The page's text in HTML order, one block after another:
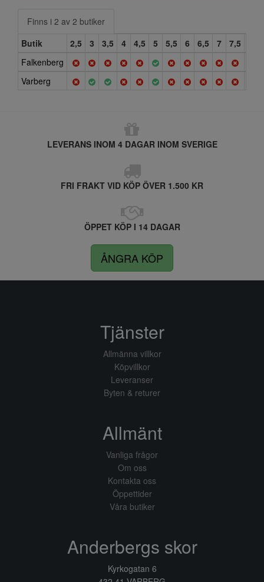
Finns i 2 av 2 butiker
Butik
2,5 3 3,5 4 4,5 5 5,5 6 6,5 7 7,5
Falkenberg
Varberg
LEVERANS INOM 4 DAGAR INOM SVERIGE
FRI FRAKT VID KÖP ÖVER 1.500 KR
ÖPPET KÖP I 14 DAGAR
ÅNGRA KÖP
Tjänster
Allmänna villkor
Köpvillkor
Leveranser
Byten & returer
Allmänt
Vanliga frågor
Om oss
Kontakta oss
Öppettider
Våra butiker
Anderbergs skor
Kyrkogatan 6